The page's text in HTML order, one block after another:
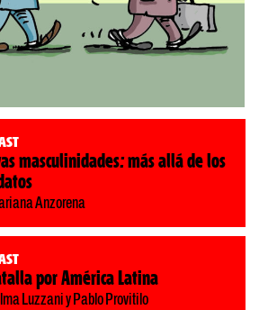
masculinidades: más allá de los
Anzorena
por América Latina
Luzzani y Pablo Provitilo